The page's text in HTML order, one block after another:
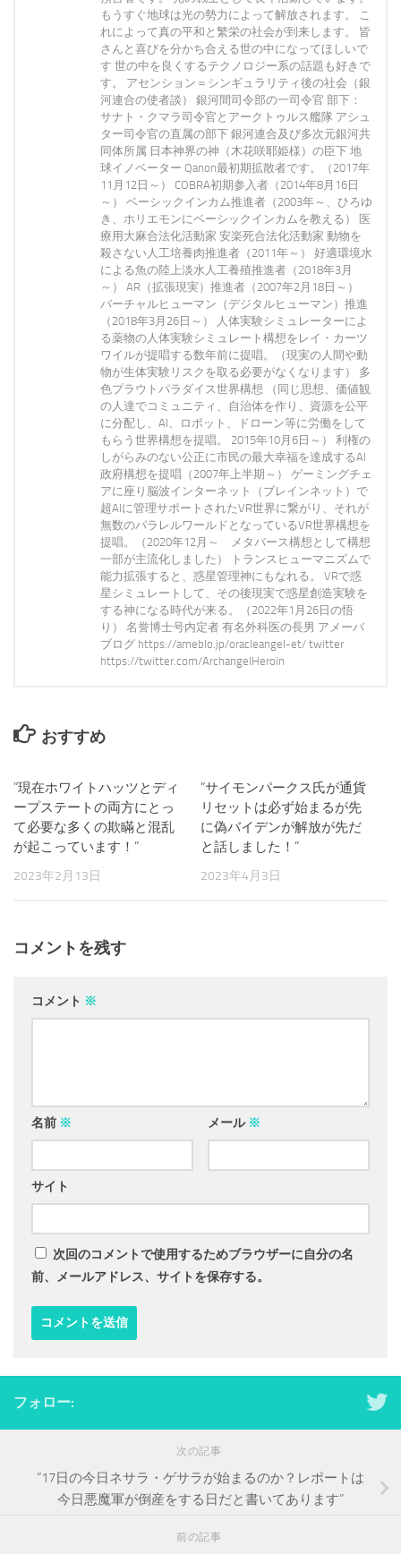
もうすぐ地球は光の勢力によって解放されます。 こ
れによって真の平和と繁栄の社会が到来します。 皆
さんと喜びを分かち合える世の中になってほしいで
す 世の中を良くするテクノロジー系の話題も好きで
す。 アセンション＝シンギュラリティ後の社会（銀
河連合の使者談） 銀河間司令部の一司令官 部下：
サナト・クマラ司令官とアークトゥルス艦隊 アシュ
ター司令官の直属の部下 銀河連合及び多次元銀河共
同体所属 日本神界の神（木花咲耶姫様）の臣下 地
球イノベーター Qanon最初期拡散者です。（2017年
11月12日～） COBRA初期参入者（2014年8月16日
～） ベーシックインカム推進者（2003年～、ひろゆ
き、ホリエモンにベーシックインカムを教える） 医
療用大麻合法化活動家 安楽死合法化活動家 動物を
殺さない人工培養肉推進者（2011年～） 好適環境水
による魚の陸上淡水人工養殖推進者（2018年3月
～） AR（拡張現実）推進者（2007年2月18日～）
バーチャルヒューマン（デジタルヒューマン）推進
（2018年3月26日～） 人体実験シミュレーターによ
る薬物の人体実験シミュレート構想をレイ・カーツ
ワイルが提唱する数年前に提唱。（現実の人間や動
物が生体実験リスクを取る必要がなくなります） 多
色プラウトパラダイス世界構想 （同じ思想、価値観
の人達でコミュニティ、自治体を作り、資源を公平
に分配し、AI、ロボット、ドローン等に労働をして
もらう世界構想を提唱。 2015年10月6日～） 利権の
しがらみのない公正に市民の最大幸福を達成するAI
政府構想を提唱（2007年上半期～） ゲーミングチェ
アに座り脳波インターネット（ブレインネット）で
超AIに管理サポートされたVR世界に繋がり、それが
無数のパラレルワールドとなっているVR世界構想を
提唱。（2020年12月～ メタバース構想として構想
一部が主流化しました） トランスヒューマニズムで
能力拡張すると、惑星管理神にもなれる。 VRで惑
星シミュレートして、その後現実で惑星創造実験を
する神になる時代が来る。（2022年1月26日の悟
り） 名誉博士号内定者 有名外科医の長男 アメーバ
ブログ https://ameblo.jp/oracleangel-et/ twitter
https://twitter.com/ArchangelHeroin
おすすめ
”現在ホワイトハッツとディ
ープステートの両方にとっ
て必要な多くの欺瞞と混乱
が起こっています！”
2023年2月13日
”サイモンパークス氏が通貨
リセットは必ず始まるが先
に偽バイデンが解放が先だ
と話しました！”
2023年4月3日
コメントを残す
コメント ※
名前 ※ メール ※
サイト
次回のコメントで使用するためブラウザーに自分の名
前、メールアドレス、サイトを保存する。
フォロー:
次の記事
”17日の今日ネサラ・ゲサラが始まるのか？レポートは
今日悪魔軍が倒産をする日だと書いてあります”
前の記事